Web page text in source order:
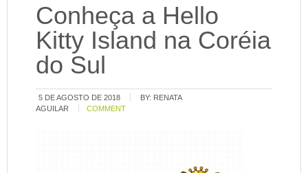
Conheça a Hello
Kitty Island na Coréia
do Sul
5 DE AGOSTO DE 2018 BY: RENATA
AGUILAR
COMMENT